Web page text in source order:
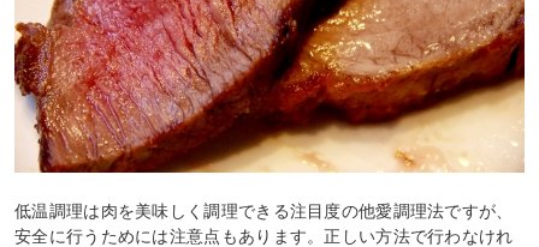
低温調理は肉を美味しく調理できる注目度の他愛調理法ですが、
安全に行うためには注意点もあります。正しい方法で行わなけれ